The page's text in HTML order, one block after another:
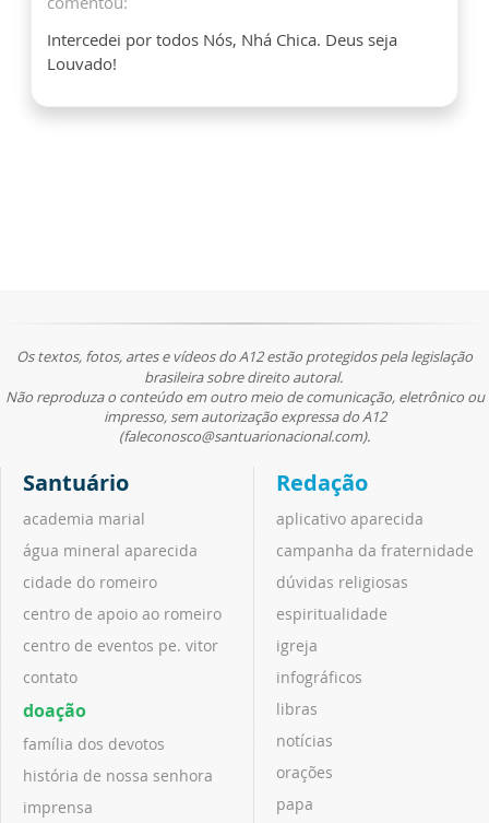
Intercedei por todos Nós, Nhá Chica. Deus seja
Louvado!
Os textos, fotos, artes e vídeos do A12 estão protegidos pela legislação
brasileira sobre direito autoral.
Não reproduza o conteúdo em outro meio de comunicação, eletrônico ou
impresso, sem autorização expressa do A12
(faleconosco@santuarionacional.com).
Santuário
academia marial
água mineral aparecida
cidade do romeiro
centro de apoio ao romeiro
centro de eventos pe. vitor
contato
doação
família dos devotos
história de nossa senhora
imprensa
Redação
aplicativo aparecida
campanha da fraternidade
dúvidas religiosas
espiritualidade
igreja
infográficos
libras
notícias
orações
papa